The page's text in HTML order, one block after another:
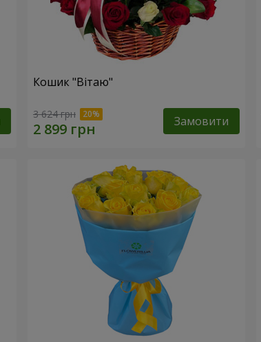
Кошик "Вітаю"
3 624 грн Замовити